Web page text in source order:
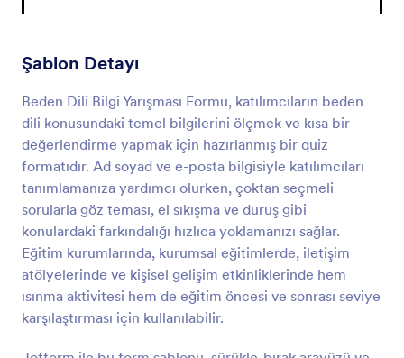
Şablon Detayı
Beden Dili Bilgi Yarışması Formu, katılımcıların beden
dili konusundaki temel bilgilerini ölçmek ve kısa bir
değerlendirme yapmak için hazırlanmış bir quiz
formatıdır. Ad soyad ve e-posta bilgisiyle katılımcıları
tanımlamanıza yardımcı olurken, çoktan seçmeli
sorularla göz teması, el sıkışma ve duruş gibi
konulardaki farkındalığı hızlıca yoklamanızı sağlar.
Eğitim kurumlarında, kurumsal eğitimlerde, iletişim
atölyelerinde ve kişisel gelişim etkinliklerinde hem
ısınma aktivitesi hem de eğitim öncesi ve sonrası seviye
karşılaştırması için kullanılabilir.
Önizleme